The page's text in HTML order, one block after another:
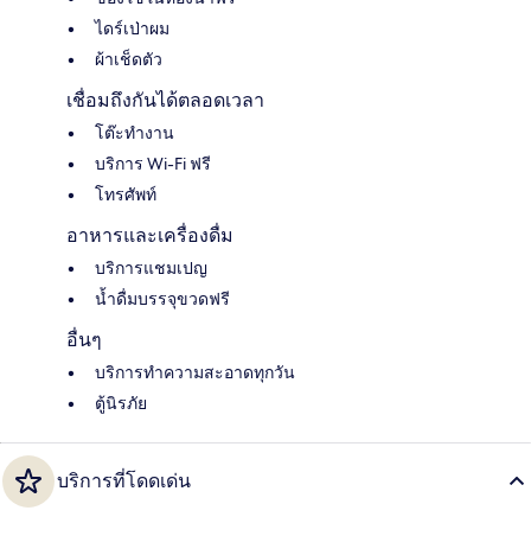
ไดร์เป่าผม
ผ้าเช็ดตัว
เชื่อมถึงกันได้ตลอดเวลา
โต๊ะทำงาน
บริการ Wi-Fi ฟรี
โทรศัพท์
อาหารและเครื่องดื่ม
บริการแชมเปญ
น้ำดื่มบรรจุขวดฟรี
อื่นๆ
บริการทำความสะอาดทุกวัน
ตู้นิรภัย
บริการที่โดดเด่น